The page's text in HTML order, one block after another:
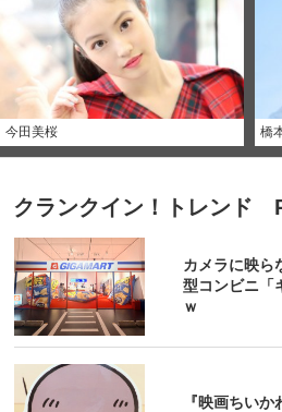
今田美桜 橋
クランクイン！トレンド
カメラに映
型コンビニ「
ｗ
『映画ちい